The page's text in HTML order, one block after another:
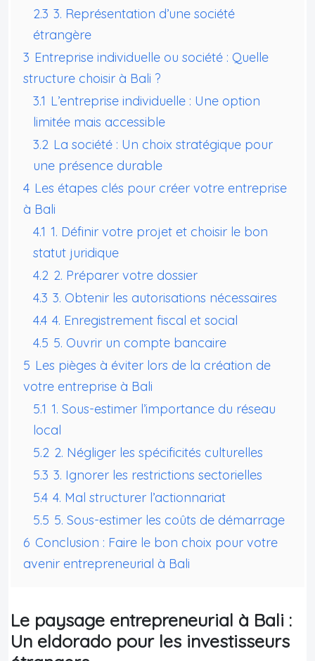
2.3 3. Représentation d’une société
étrangère
3 Entreprise individuelle ou société : Quelle
structure choisir à Bali ?
3.1 L’entreprise individuelle : Une option
limitée mais accessible
3.2 La société : Un choix stratégique pour
une présence durable
4 Les étapes clés pour créer votre entreprise
à Bali
4.1 1. Définir votre projet et choisir le bon
statut juridique
4.2 2. Préparer votre dossier
4.3 3. Obtenir les autorisations nécessaires
4.4 4. Enregistrement fiscal et social
4.5 5. Ouvrir un compte bancaire
5 Les pièges à éviter lors de la création de
votre entreprise à Bali
5.1 1. Sous-estimer l’importance du réseau
local
5.2 2. Négliger les spécificités culturelles
5.3 3. Ignorer les restrictions sectorielles
5.4 4. Mal structurer l’actionnariat
5.5 5. Sous-estimer les coûts de démarrage
6 Conclusion : Faire le bon choix pour votre
avenir entrepreneurial à Bali
Le paysage entrepreneurial à Bali :
Un eldorado pour les investisseurs